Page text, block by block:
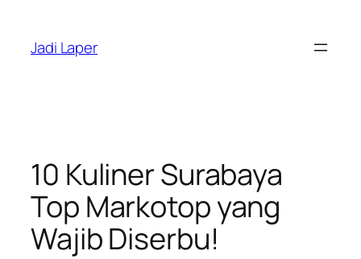
content
Jadi Laper
10 Kuliner Surabaya
Top Markotop yang
Wajib Diserbu!